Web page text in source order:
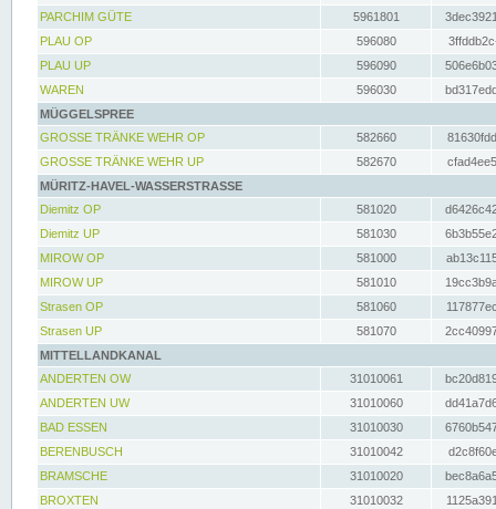
PARCHIM GÜTE
5961801
PLAU OP
596080
PLAU UP
596090
WAREN
596030
MÜGGELSPREE
GROSSE TRÄNKE WEHR OP
582660
GROSSE TRÄNKE WEHR UP
582670
MÜRITZ-HAVEL-WASSERSTRASSE
Diemitz OP
581020
Diemitz UP
581030
MIROW OP
581000
MIROW UP
581010
Strasen OP
581060
Strasen UP
581070
MITTELLANDKANAL
ANDERTEN OW
31010061
ANDERTEN UW
31010060
BAD ESSEN
31010030
BERENBUSCH
31010042
BRAMSCHE
31010020
BROXTEN
31010032